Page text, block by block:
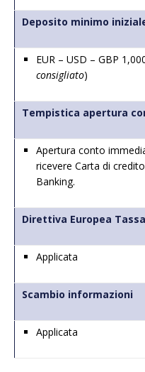
Deposito minimo
EUR – USD – GBP
consigliato)
Tempistica apertura
Apertura conto
ricevere Carta di
Banking.
Direttiva Europea
Applicata
Scambio informazioni
Applicata